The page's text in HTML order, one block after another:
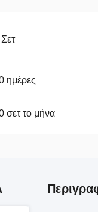
ημέρες
σετ το μήνα